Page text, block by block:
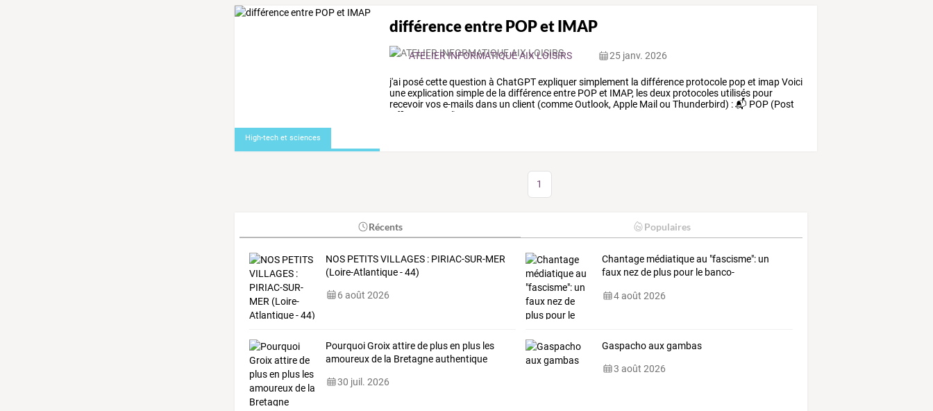
High-tech et sciences
différence entre POP et IMAP
ATELIER INFORMATIQUE AIX LOISIRS 25 janv. 2026
j'ai posécettequestion à ChatGPTexpliquersimplement la différence protocole popet imapVoici
uneexplication simplede la différenceentre POPet IMAP, lesdeux protocoles utilisés pour
recevoirvose-mailsdans un client (commeOutlook,Apple Mail ou Thunderbird) :📬 POP (Post
Office
Protocol)
1
Récents Populaires
NOS PETITS VILLAGES : PIRIAC-SUR-MER
(Loire-Atlantique - 44)
6 août 2026
Chantage médiatique au "fascisme": un
faux nez de plus pour le banco-
4 août 2026
Pourquoi Groix attire de plus en plus les
amoureux de la Bretagne authentique
30 juil. 2026
Gaspacho aux gambas
3 août 2026